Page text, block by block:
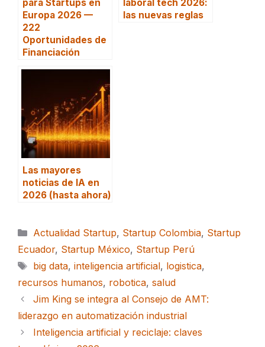
para Startups en
Europa 2026 —
222
Oportunidades de
Financiación
laboral tech 2026:
las nuevas reglas
Las mayores
noticias de IA en
2026 (hasta ahora)
Categorías
Actualidad Startup, Startup Colombia, Startup
Ecuador, Startup México, Startup Perú
Etiquetas
big data, inteligencia artificial, logistica,
recursos humanos, robotica, salud
Jim King se integra al Consejo de AMT:
liderazgo en automatización industrial
Inteligencia artificial y reciclaje: claves